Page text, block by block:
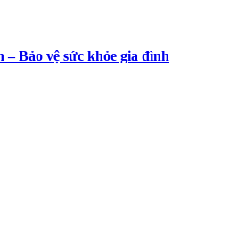
Bảo vệ sức khỏe gia đình